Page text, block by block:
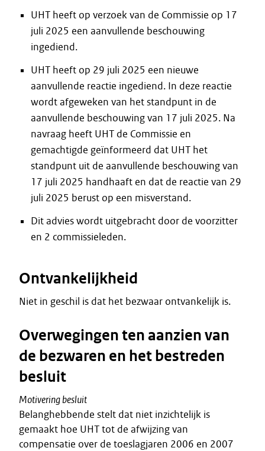
UHT heeft op verzoek van de Commissie op 17
juli 2025 een aanvullende beschouwing
ingediend.
UHT heeft op 29 juli 2025 een nieuwe
aanvullende reactie ingediend. In deze reactie
wordt afgeweken van het standpunt in de
aanvullende beschouwing van 17 juli 2025. Na
navraag heeft UHT de Commissie en
gemachtigde geïnformeerd dat UHT het
standpunt uit de aanvullende beschouwing van
17 juli 2025 handhaaft en dat de reactie van 29
juli 2025 berust op een misverstand.
Dit advies wordt uitgebracht door de voorzitter
en 2 commissieleden.
Ontvankelijkheid
Niet in geschil is dat het bezwaar ontvankelijk is.
Overwegingen ten aanzien van
de bezwaren en het bestreden
besluit
Motivering besluit
Belanghebbende stelt dat niet inzichtelijk is
gemaakt hoe UHT tot de afwijzing van
compensatie over de toeslagjaren 2006 en 2007